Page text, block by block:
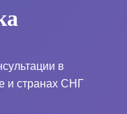
в
и странах СНГ